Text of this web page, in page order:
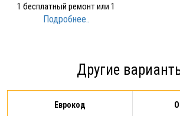
1 бесплатный ремонт или 1
бесплатное лобовое стекло при
предоставления Расширенной
гарантии: срок действия
Расширенной гарантии - 1 год с
момента…
Подробнее..
Другие
Еврокод